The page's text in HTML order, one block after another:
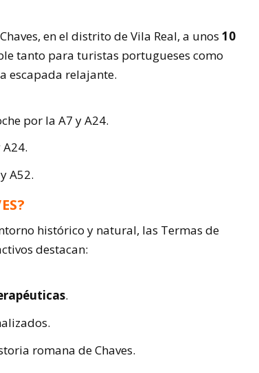
en el distrito de Vila Real, a unos10
tanto para turistas portugueses como
escapada relajante.
por la A7 y A24.
A52.
histórico y natural, las Termas de
destacan:
.
romana de Chaves.